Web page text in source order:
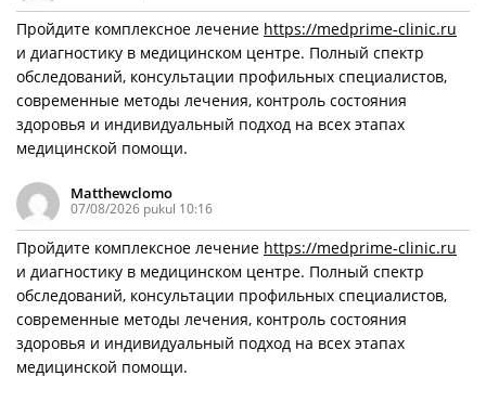
Пройдите комплексное лечение https://medprime-clinic.ru
и диагностику в медицинском центре. Полный спектр
обследований, консультации профильных специалистов,
современные методы лечения, контроль состояния
здоровья и индивидуальный подход на всех этапах
медицинской помощи.
Matthewclomo
07/08/2026 pukul 10:16
Пройдите комплексное лечение https://medprime-clinic.ru
и диагностику в медицинском центре. Полный спектр
обследований, консультации профильных специалистов,
современные методы лечения, контроль состояния
здоровья и индивидуальный подход на всех этапах
медицинской помощи.